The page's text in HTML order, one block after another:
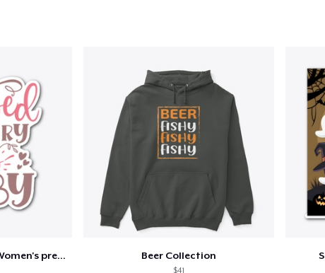
Blessed to carry baby Women's pregnancy Beer Collection
$41
T-Shirt
Hoodie